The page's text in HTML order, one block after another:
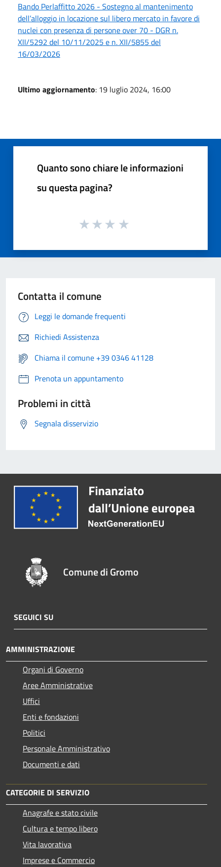
Bando Perlaffitto 2026 - Sostegno al mantenimento
dell’alloggio in locazione sul libero mercato in favore di
nuclei con presenza di persone over 70 - DGR n.
XII/5292 del 10/11/2025 e n. XII/5855 del
16/03/2026
Ultimo aggiornamento: 19 luglio 2024, 16:00
Quanto sono chiare le informazioni
su questa pagina?
Contatta il comune
Leggi le domande frequenti
Richiedi Assistenza
Chiama il comune +39 0346 41128
Prenota un appuntamento
Problemi in città
Segnala disservizio
Comune di Gromo
SEGUICI SU
AMMINISTRAZIONE
Organi di Governo
Aree Amministrative
Uffici
Enti e fondazioni
Politici
Personale Amministrativo
Documenti e dati
CATEGORIE DI SERVIZIO
Anagrafe e stato civile
Cultura e tempo libero
Vita lavorativa
Imprese e Commercio